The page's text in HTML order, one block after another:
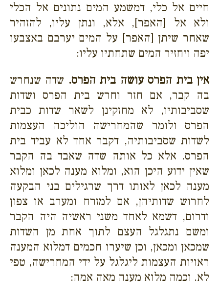
חיים אל כלי, דמשמע המים נתונים אל הכלי
ולא אל [האפר], אלא, ונתן עליו, להזהיר
שאחר שיתן [האפר] על המים יערבם באצבעו
יפה ויחזיר המים שתחתיו עליו:
אין בית הפרס עושה בית הפרס. שדה שנחרש
בה קבר, אם חזר וחרש בית הפרס ושדות
שסביבותיו, לא מחזקינן לשאר שדות כבית
הפרס ולומר שהמחרישה הוליכה העצמות
לשדות שסביבותיה, דקבר אחד לא עביד בית
הפרס. אלא כל אותה שדה שאבד בה הקבר
שאין ידוע היכן הוא, ומלוא מענה לכאן ומלוא
מענה לכאן לאותו דרך שרגילים בני הבקעה
לחרוש שדותיהן, אם למזרח ומערב או צפון
ודרום, דשמא לאחד משני ראשיה היה הקבר
ומשם נתגלגל העצם לתוך אחת מן השדות
שמכאן ומכאן, וכן שיערו חכמים דמלוא המענה
ראויות העצמות ליגלגל על ידי המחרישה, טפי
לא. וכמה מלוא מענה מאה אמה: